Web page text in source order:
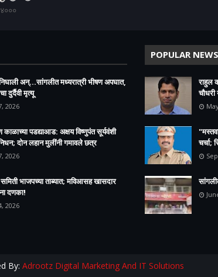
अन्...सांगलीत मध्यरात्री भीषण अपघात,
दुर्दैवी मृत्यू
2026
पडद्याआड: अक्षय विष्णुपंत सूर्यवंशी
दोन लहान मुलींनी गमावले छत्र
2026
भाजपच्या ताब्यात; मविआसह खासदार
दणका!
2026
POPULAR NEWS
राहुल
चौधरी
चर्चा;
By: Adrootz Digital Marketing And IT Solutions